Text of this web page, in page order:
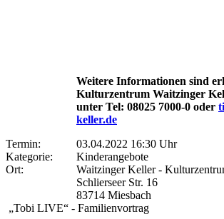
Weitere Informationen sind
Kulturzentrum Waitzinger
unter Tel: 08025 7000-0 oder
keller.de
Termin:
03.04.2022 16:30 Uhr
Kategorie:
Kinderangebote
Ort:
Waitzinger Keller -
Schlierseer Str. 16
83714 Miesbach
„Tobi LIVE“ - Familienvortrag